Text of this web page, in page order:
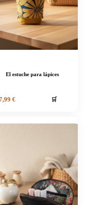
El estuche para lápices
€ 🛒